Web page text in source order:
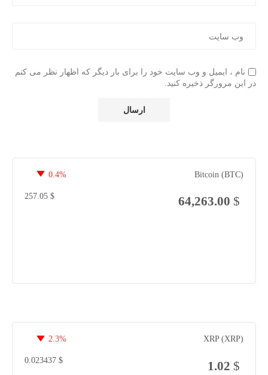
نام ، ایمیل و وب سایت خود را برای بار دیگر که اظهار نظر می کنم
در این مرورگر ذخیره کنید.
Bitcoin (BTC)
0.4%
$
64,263.00
$
257.05
XRP (XRP)
2.3%
$
1.02
$
0.023437